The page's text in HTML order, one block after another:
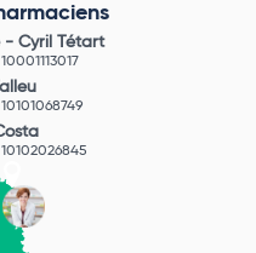
- Cyril Tétart
10101068749
10102026845